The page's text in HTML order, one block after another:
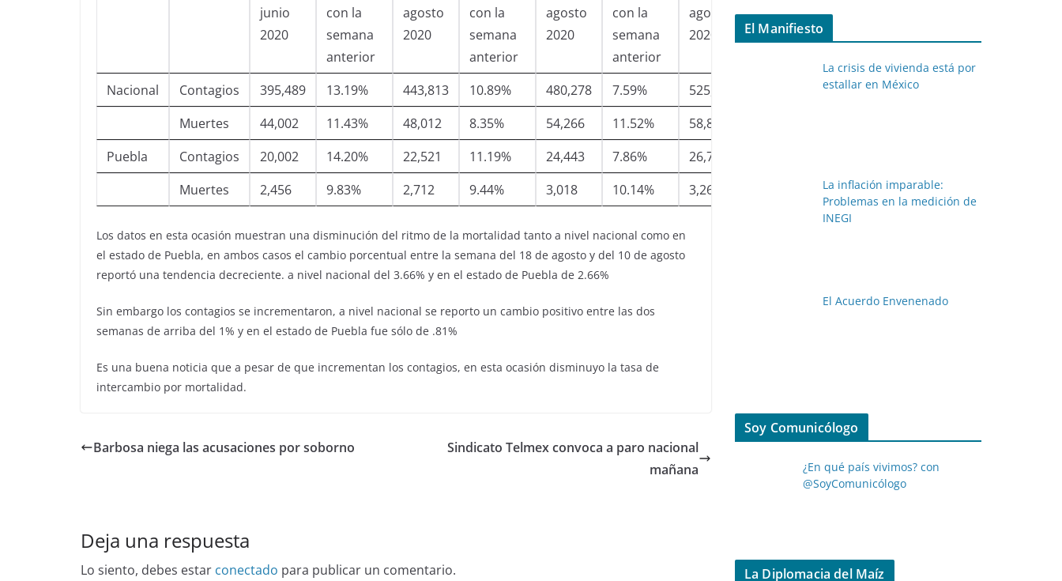
junio
2020
con la
semana
anterior
agosto
2020
con la
semana
anterior
agosto
2020
con la
semana
anterior
agosto
2020
con la
semana
porcentual
Nacional Contagios 395,489 13.19% 443,813 10.89% 480,278 7.59% 525,733
1.05%
Muertes
44,002 11.43% 48,012 8.35% 54,266 11.52% 58,898
Puebla
Contagios 20,002 14.20% 22,521 11.19% 24,443 7.86% 26,764
Muertes
2,456 9.83% 2,712 9.44% 3,018 10.14% 3,262 -2.66%
Los datos en esta ocasión muestran una disminución del ritmo de la mortalidad tanto a nivel nacional como en
el estado de Puebla, en ambos casos el cambio porcentual entre la semana del 18 de agosto y del 10 de agosto
reportó una tendencia decreciente. a nivel nacional del 3.66% y en el estado de Puebla de 2.66%
Sin embargo los contagios se incrementaron, a nivel nacional se reporto un cambio positivo entre las dos
semanas de arriba del 1% y en el estado de Puebla fue sólo de .81%
Es una buena noticia que a pesar de que incrementan los contagios, en esta ocasión disminuyo la tasa de
intercambio por mortalidad.
Barbosa niega las acusaciones por soborno
Sindicato Telmex convoca a paro nacional
mañana
Deja una respuesta
Lo siento, debes estar conectado para publicar un comentario.
El Manifiesto
La crisis de vivienda está por
estallar en México
La inflación imparable:
Problemas en la medición de
INEGI
El Acuerdo Envenenado
Soy Comunicólogo
¿En qué país vivimos? con
@SoyComunicólogo
La Diplomacia del Maíz